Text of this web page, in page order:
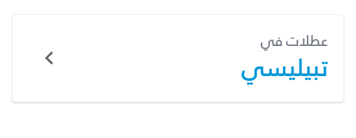
عطلات في
تبيليسي